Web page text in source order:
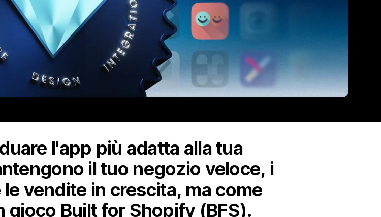
l'app più adatta alla tua
il tuo negozio veloce, i
vendite in crescita, ma come
gioco Built for Shopify (BFS).